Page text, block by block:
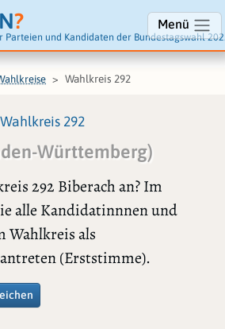
?
und Kandidaten der Bundestagswahl
Menü
Wahlkreis 292
292
Württemberg)
292 Biberach an? Im
alle Kandidatinnnen und
Wahlkreis als
(Erststimme).